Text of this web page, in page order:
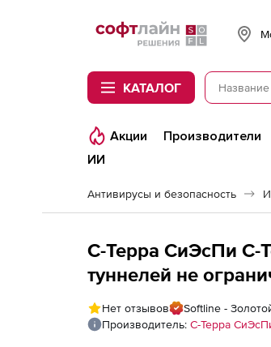
Softline
КАТАЛОГ
Акции Производители
ИИ
Антивирусы и безопасность
С-Терра СиЭсПи С-
туннелей не
Аппаратный
С-Терра Шлюз SТ
Нет отзывов
Softline -
Производитель: С-Терра